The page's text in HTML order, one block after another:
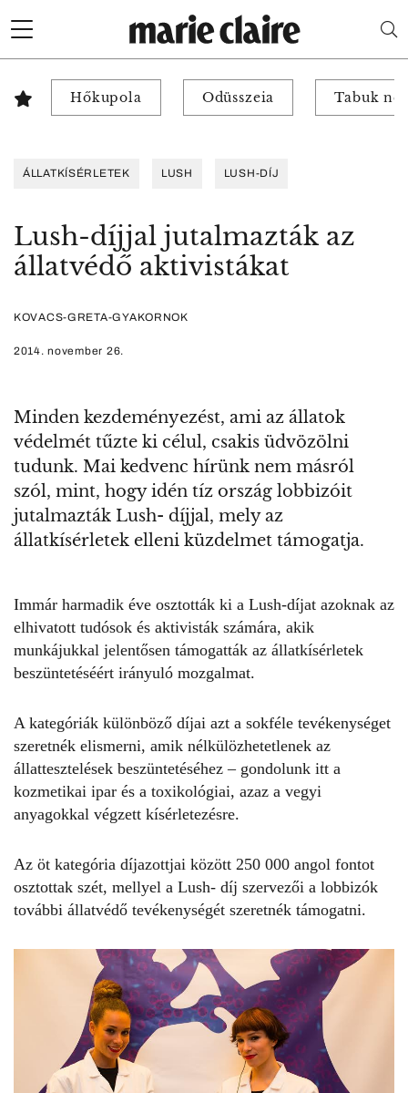
Hőkupola Odüsszeia Tabuk
ÁLLATKÍSÉRLETEK LUSH LUSH-DÍJ
Lush-díjjal jutalmazták az
állatvédő aktivistákat
KOVACS-GRETA-GYAKORNOK
2014. november 26.
Minden kezdeményezést, ami az állatok
védelmét tűzte ki célul, csakis üdvözölni
tudunk. Mai kedvenc hírünk nem másról
szól, mint, hogy idén tíz ország lobbizóit
jutalmazták Lush- díjjal, mely az
állatkísérletek elleni küzdelmet támogatja.
Immár harmadik éve osztották ki a Lush-díjat azoknak az
elhivatott tudósok és aktivisták számára, akik
munkájukkal jelentősen támogatták az állatkísérletek
beszüntetéséért irányuló mozgalmat.
A kategóriák különböző díjai azt a sokféle tevékenységet
szeretnék elismerni, amik nélkülözhetetlenek az
állattesztelések beszüntetéséhez – gondolunk itt a
kozmetikai ipar és a toxikológiai, azaz a vegyi
anyagokkal végzett kísérletezésre.
Az öt kategória díjazottjai között 250 000 angol fontot
osztottak szét, mellyel a Lush- díj szervezői a lobbizók
további állatvédő tevékenységét szeretnék támogatni.